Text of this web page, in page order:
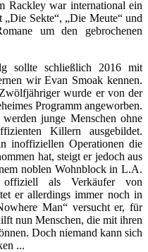
Rackley war international ein
Sekte“, „Die Meute“ und
um den gebrochenen
sollte schließlich 2016 mit
wir Evan Smoak kennen.
wurde er von der
Programm angeworben.
junge Menschen ohne
Killern ausgebildet.
inoffiziellen Operationen die
hat, steigt er jedoch aus
noblen Wohnblock in L.A.
als Verkäufer von
er allerdings immer noch in
Man“ versucht er, für
nun Menschen, die mit ihren
Doch niemand kann sich
...